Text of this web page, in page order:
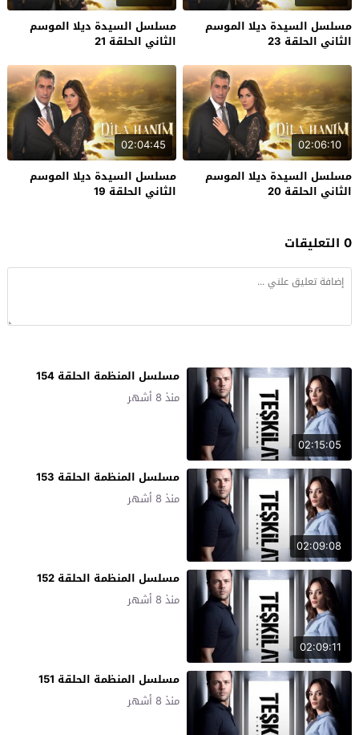
مسلسل السيدة ديلا الموسم
الثاني الحلقة 23
مسلسل السيدة ديلا الموسم
الثاني الحلقة 21
02:06:10
مسلسل السيدة ديلا الموسم
الثاني الحلقة 20
02:04:45
مسلسل السيدة ديلا الموسم
الثاني الحلقة 19
0 التعليقات
02:15:05
مسلسل المنظمة الحلقة 154
منذ 8 أشهر
02:09:08
مسلسل المنظمة الحلقة 153
منذ 8 أشهر
02:09:11
مسلسل المنظمة الحلقة 152
منذ 8 أشهر
مسلسل المنظمة الحلقة 151
منذ 8 أشهر